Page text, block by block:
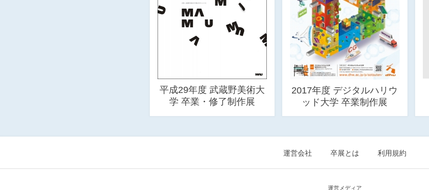
平成29年度 武蔵野美術大
学 卒業・修了制作展
2017年度 デジタルハリウ
ッド大学 卒業制作展
運営会社 卒展とは 利用規約
運営メディア